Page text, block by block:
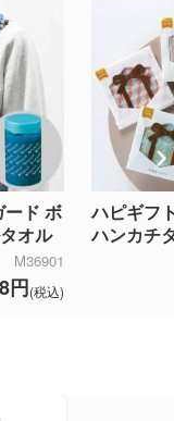
ード ボ
オル
M36901
円(税込)
ハピギフ
ハンカチ